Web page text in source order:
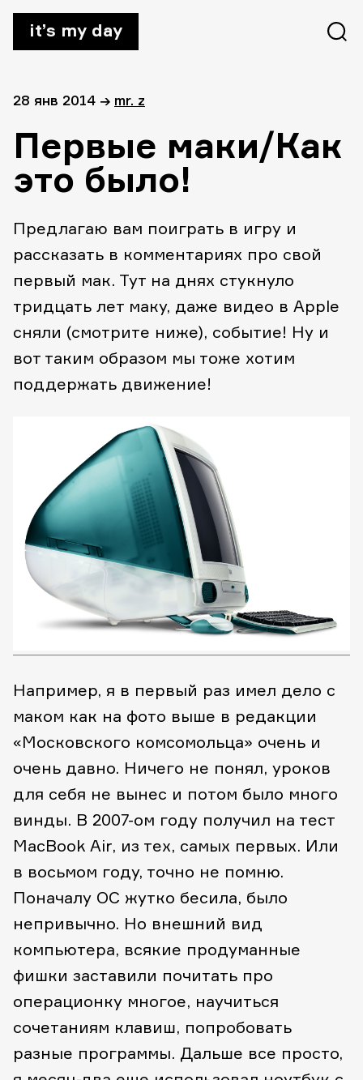
it’s my day
28 янв 2014 → mr. z
Первые маки/Как
это было!
Предлагаю вам поиграть в игру и
рассказать в комментариях про свой
первый мак. Тут на днях стукнуло
тридцать лет маку, даже видео в Apple
сняли (смотрите ниже), событие! Ну и
вот таким образом мы тоже хотим
поддержать движение!
Например, я в первый раз имел дело с
маком как на фото выше в редакции
«Московского комсомольца» очень и
очень давно. Ничего не понял, уроков
для себя не вынес и потом было много
винды. В 2007-ом году получил на тест
MacBook Air, из тех, самых первых. Или
в восьмом году, точно не помню.
Поначалу ОС жутко бесила, было
непривычно. Но внешний вид
компьютера, всякие продуманные
фишки заставили почитать про
операционку многое, научиться
сочетаниям клавиш, попробовать
разные программы. Дальше все просто,